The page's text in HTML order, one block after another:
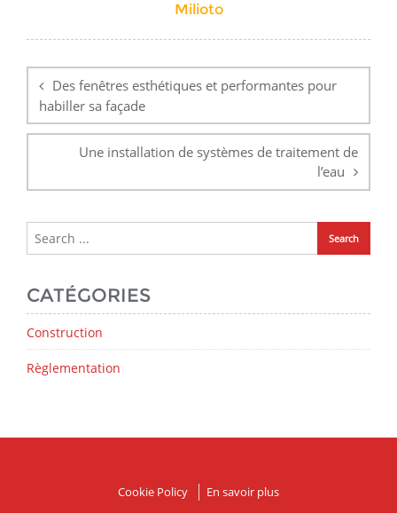
Milioto
de
l’article
Des fenêtres esthétiques et performantes pour
habiller sa façade
Une installation de systèmes de traitement de
l’eau
CATÉGORIES
Construction
Règlementation
Cookie Policy En savoir plus